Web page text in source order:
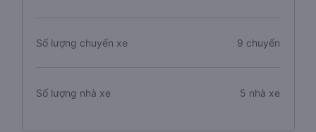
Số lượng chuyến xe 9 chuyến
Số lượng nhà xe 5 nhà xe